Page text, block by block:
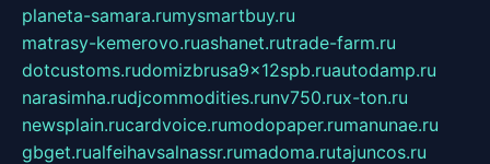
planeta-samara.rumysmartbuy.ru
matrasy-kemerovo.ruashanet.rutrade-farm.ru
dotcustoms.rudomizbrusa9x12spb.ruautodamp.ru
narasimha.rudjcommodities.runv750.rux-ton.ru
newsplain.rucardvoice.rumodopaper.rumanunae.ru
gbget.rualfeihavsalnassr.rumadoma.rutajuncos.ru